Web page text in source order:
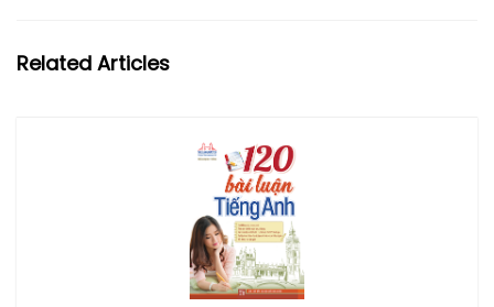
Related Articles